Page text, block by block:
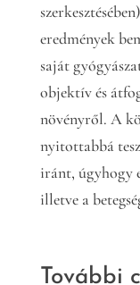
eredmények
saját
objektív és
növényről. A
nyitottabbá
iránt, úgyhogy
illetve a
További